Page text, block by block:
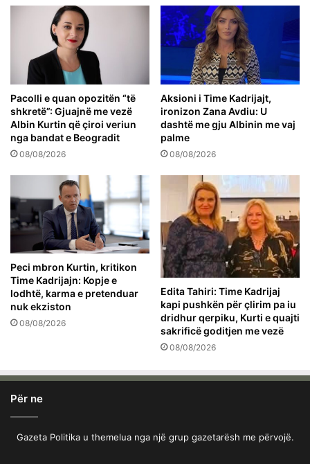
Pacolli e quan opozitën “të
shkretë”: Gjuajnë me vezë
Albin Kurtin që çiroi veriun
nga bandat e Beogradit
08/08/2026
Aksioni i Time Kadrijajt,
ironizon Zana Avdiu: U
dashtë me gju Albinin me vaj
palme
08/08/2026
Peci mbron Kurtin, kritikon
Time Kadrijajn: Kopje e
lodhtë, karma e pretenduar
nuk ekziston
08/08/2026
Edita Tahiri: Time Kadrijaj
kapi pushkën për çlirim pa iu
dridhur qerpiku, Kurti e quajti
sakrificë goditjen me vezë
08/08/2026
Për ne
Gazeta Politika u themelua nga një grup gazetarësh me përvojë.